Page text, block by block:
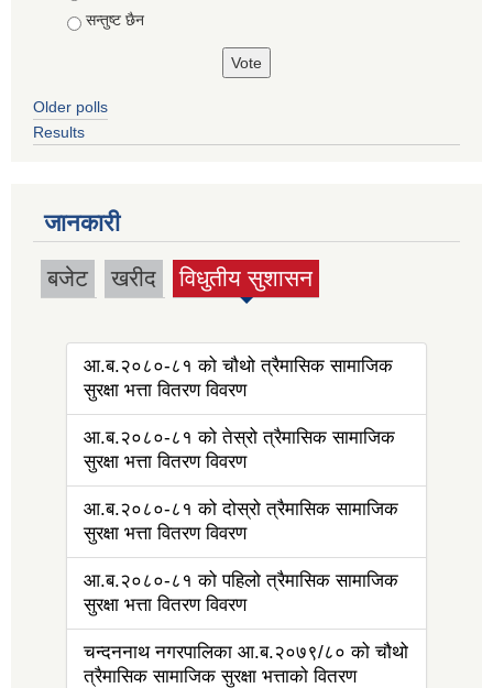
सन्तुष्ट छैन
Older polls
Results
जानकारी
बजेट खरीद विधुतीय सुशासन
(active tab)
आ.ब.२०८०-८१ को चौथो त्रैमासिक सामाजिक
सुरक्षा भत्ता वितरण विवरण
आ.ब.२०८०-८१ को तेस्रो त्रैमासिक सामाजिक
सुरक्षा भत्ता वितरण विवरण
आ.ब.२०८०-८१ को दोस्रो त्रैमासिक सामाजिक
सुरक्षा भत्ता वितरण विवरण
आ.ब.२०८०-८१ को पहिलो त्रैमासिक सामाजिक
सुरक्षा भत्ता वितरण विवरण
चन्दननाथ नगरपालिका आ.ब.२०७९/८० को चौथो
त्रैमासिक सामाजिक सुरक्षा भत्ताको वितरण